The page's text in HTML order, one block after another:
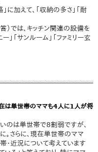
に加えて、「収納の多さ」「耐
では、キッチン関連の設備を
」「サンルーム」「ファミリー玄
は単世帯のママも4人に1人が将
のは単世帯で8割弱ですが、
さらに、現在単世帯のママ
・近況について考えています